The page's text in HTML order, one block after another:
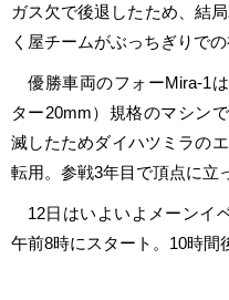
ガス欠で後退したため、結
く屋チームがぶっちぎりでの
優勝車両のフォーMira-1
ター20mm）規格のマシン
滅したためダイハツミラの
転用。参戦3年目で頂点に立
12日はいよいよメーンイ
午前8時にスタート。10時間